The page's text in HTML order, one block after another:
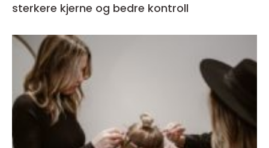
sterkere kjerne og bedre kontroll